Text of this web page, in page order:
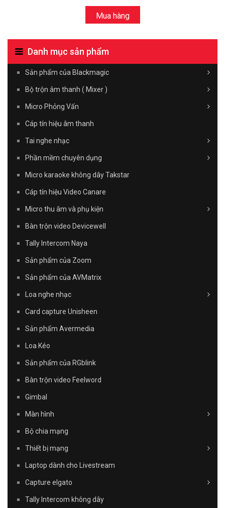
Mua hàng
Danh mục sản phẩm
Sản phẩm của Blackmagic
Bộ trộn âm thanh ( Mixer )
Micro Phỏng Vấn
Cáp tín hiệu âm thanh
Tai nghe nhạc
Phần mềm chuyên dụng
Micro karaoke không dây Takstar
Cáp tín hiệu Video Canare
Micro thu âm và phụ kiện
Bàn trộn video Devicewell
Tally Intercom Naya
Sản phẩm của Zoom
Sản phẩm của AVMatrix
Loa nghe nhạc
Card capture Unisheen
Sản phẩm Avermedia
Loa Kéo
Sản phẩm của RGblink
Bàn trộn video Feelword
Gimbal
Màn hình
Bộ chia mạng
Thiết bị mạng
Laptop dành cho Livestream
Capture elgato
Tally Intercom không dây